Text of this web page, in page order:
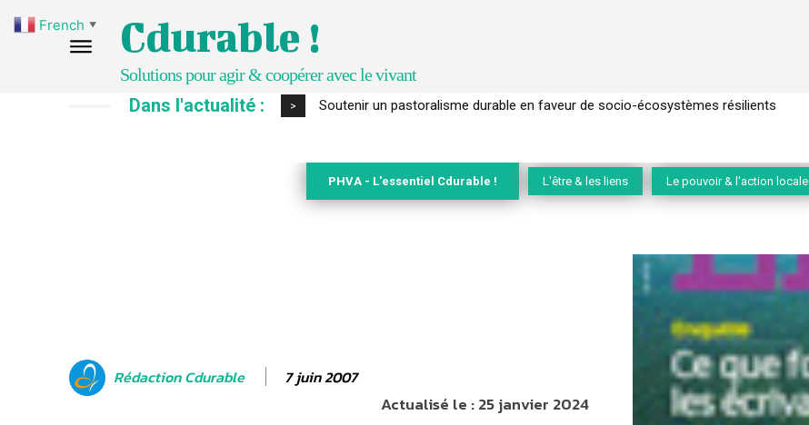
Cdurable !
Solutions pour agir & coopérer avec le vivant
Dans l'actualité : > S’inspirer de l’arbre pour un modèle économique régénératif du vivant …
PHVA - L'essentiel Cdurable ! L'être & les liens Le pouvoir & l'action locale
Rédaction Cdurable 7 juin 2007
Actualisé le :25 janvier 2024
French ▼